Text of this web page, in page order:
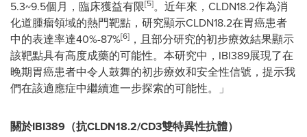
5.3~9.5個月，臨床獲益有限[5]。近年來，CLDN18.2作為消
化道腫瘤領域的熱門靶點，研究顯示CLDN18.2在胃癌患者
中的表達率達40%-87%[6] ，且部分研究的初步療效結果顯示
該靶點具有高度成藥的可能性。本研究中，IBI389展現了在
晚期胃癌患者中令人鼓舞的初步療效和安全性信號，提示我
們在該適應症中繼續進一步探索的可能性。」
關於IBI389（抗CLDN18.2/CD3雙特異性抗體）